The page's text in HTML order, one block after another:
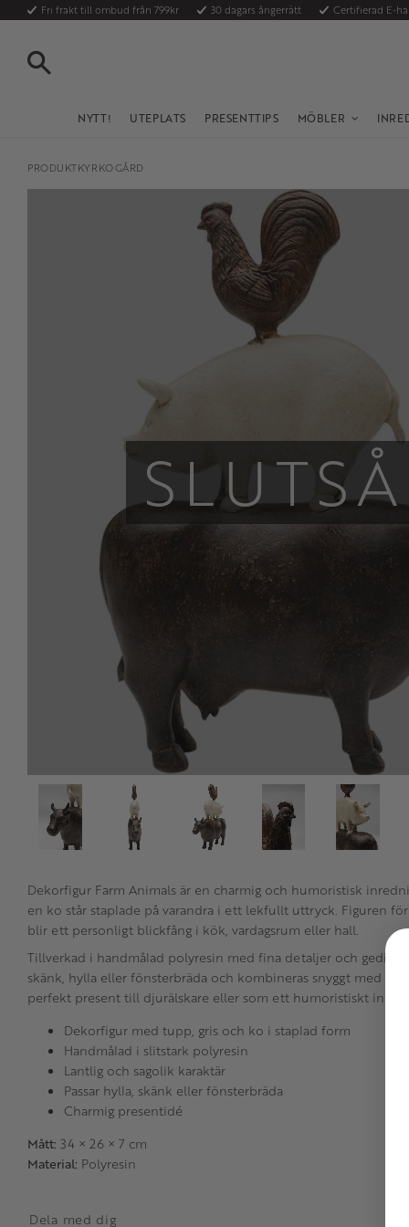
Fri frakt till ombud från 799kr 30 dagars ångerrätt Certifierad E-
NYTT! UTEPLATS PRESENTTIPS MÖBLER
PRODUKTKYRKOGÅRD
Dekorfigur Farm Animals är en charmig och humoristisk
en ko står staplade på varandra i ett lekfullt uttryck. Figuren
blir ett personligt blickfång i kök, vardagsrum eller hall.
Tillverkad i handmålad polyresin med fina detaljer och gediget
skänk, hylla eller fönsterbräda och kombineras snyggt med trä,
perfekt present till djurälskare eller som ett humoristiskt inslag
Dekorfigur med tupp, gris och ko i staplad form
Handmålad i slitstark polyresin
Lantlig och sagolik karaktär
Passar hylla, skänk eller fönsterbräda
Charmig presentidé
Mått: 34 × 26 × 7 cm
Material: Polyresin
Dela med dig